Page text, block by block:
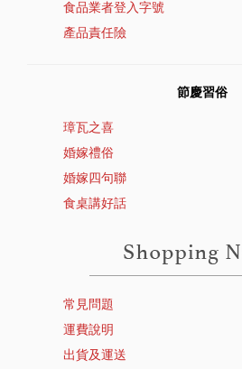
食品業者登入字號
產品責任險
節慶習俗
璋瓦之喜
婚嫁禮俗
婚嫁四句聯
食桌講好話
常見問題
運費說明
出貨及運送